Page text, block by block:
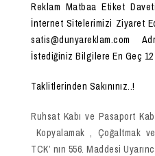
Reklam Matbaa Etiket
İnternet Sitelerimizi Ziyaret
satis@dunyareklam.com
İstediğiniz Bilgilere En Geç
Taklitlerinden Sakınınız..!
Ruhsat Kabı ve Pasaport
Kopyalamak , Çoğaltmak
TCK’ nın 556. Maddesi